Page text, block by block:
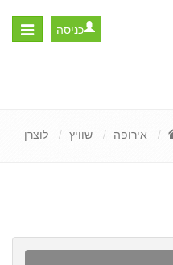
Toggle
כניסה
אירופה שוויץ לוצרן